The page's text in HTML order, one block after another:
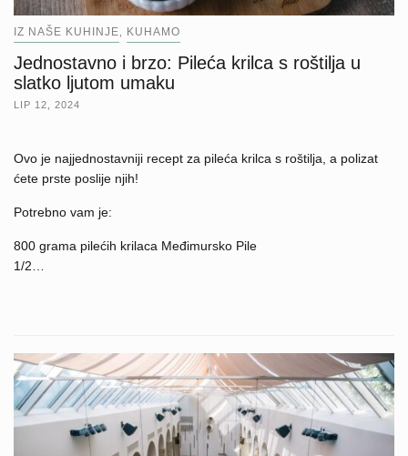
IZ NAŠE KUHINJE KUHAMO
Jednostavno i brzo: Pileća krilca s roštilja u
slatko ljutom umaku
LIP 12, 2024
Ovo je najjednostavniji recept za pileća krilca s roštilja, a polizat
ćete prste poslije njih!
Potrebno vam je:
800 grama pilećih krilaca Međimursko Pile
1/2…